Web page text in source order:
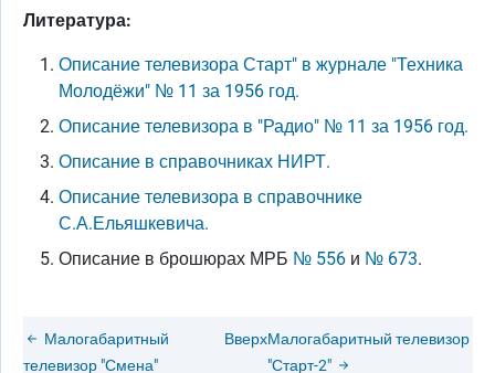
Литература:
Описание телевизора Старт" в журнале "Техника
Молодёжи" № 11 за 1956 год.
Описание телевизора в "Радио" № 11 за 1956 год.
Описание в справочниках НИРТ.
Описание телевизора в справочнике
С.А.Ельяшкевича.
Описание в брошюрах МРБ № 556 и № 673.
Малогабаритный
телевизор "Смена"
ВверхМалогабаритный телевизор
"Старт-2"